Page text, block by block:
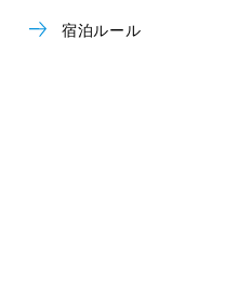
宿泊ルール